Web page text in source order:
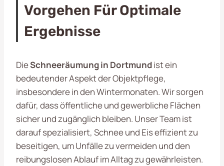
Vorgehen Für Optimale
Ergebnisse
DieSchneeräumung in Dortmundist ein
bedeutender Aspekt der Objektpflege,
insbesondere in den Wintermonaten. Wir sorgen
dafür, dass öffentliche und gewerbliche Flächen
sicher und zugänglich bleiben. Unser Team ist
darauf spezialisiert, Schnee und Eis effizient zu
beseitigen, um Unfälle zu vermeiden und den
reibungslosen Ablauf im Alltag zu gewährleisten.